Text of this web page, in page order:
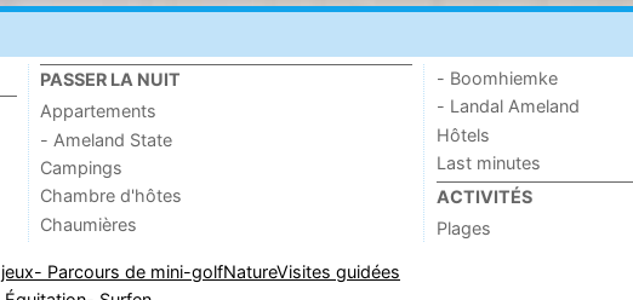
PASSER LA NUIT
Appartements
- Ameland State
Campings
Chambre d'hôtes
Chaumières
- Boomhiemke
- Landal Ameland
Hôtels
Last minutes
ACTIVITÉS
Plages
- Parcours de mini-golfNatureVisites guidées